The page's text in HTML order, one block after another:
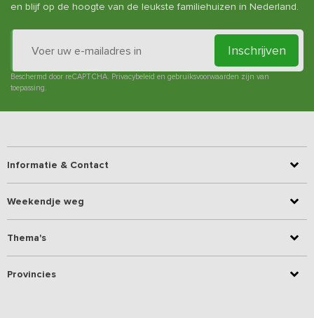
en blijf op de hoogte van de leukste familiehuizen in Nederland.
Inschrijven
Beschermd door reCAPTCHA. Privacybeleid en gebruiksvoorwaarden zijn van
toepassing.
Informatie & Contact
Weekendje weg
Thema's
Provincies